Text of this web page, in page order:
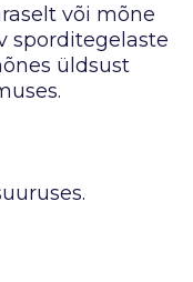
või mõne
sporditegelaste
üldsust